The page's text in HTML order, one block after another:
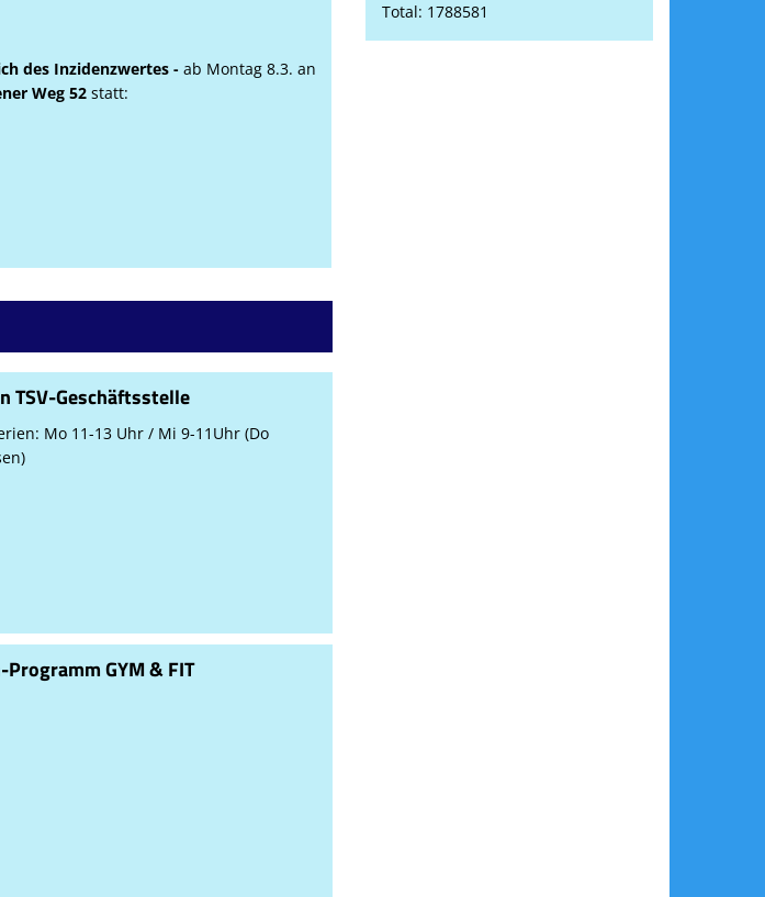
des Inzidenzwertes - ab Montag 8.3. an
Weg 52statt:
TSV-Geschäftsstelle
Mo 11-13 Uhr / Mi 9-11Uhr (Do
GYM & FIT
Total: 1788581